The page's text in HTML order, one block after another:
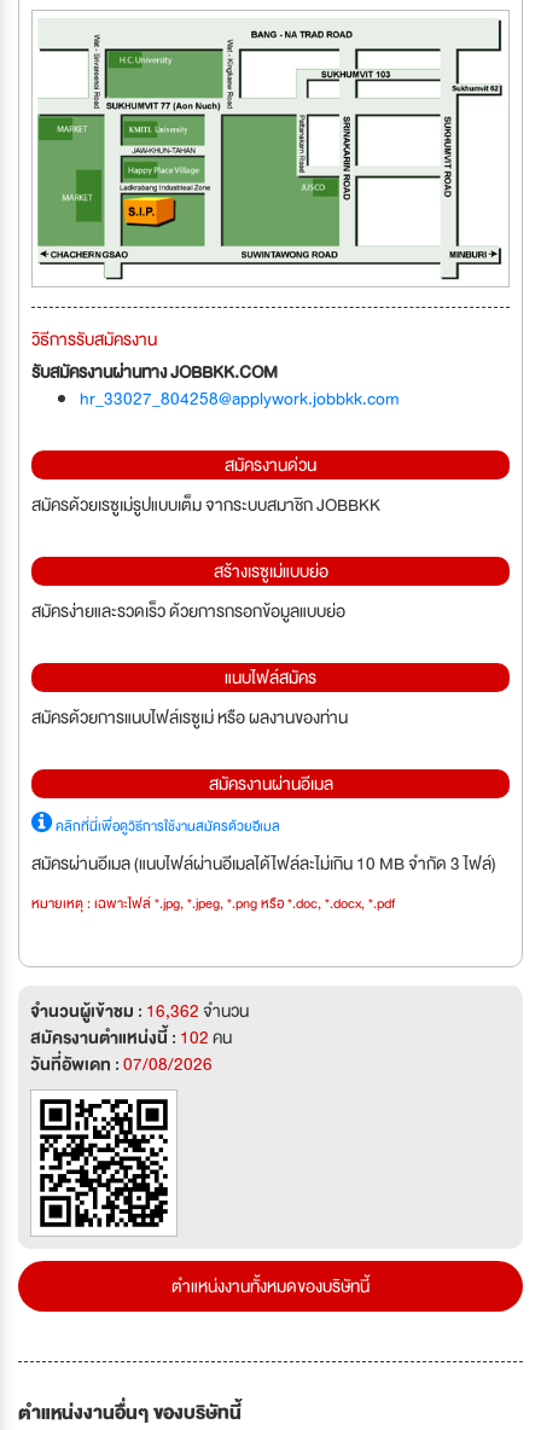
วิธีการรับสมัครงาน
รับสมัครงานผ่านทาง JOBBKK.COM
hr_33027_804258@applywork.jobbkk.com
สมัครงานด่วน
สมัครด้วยเรซูเม่รูปแบบเต็ม จากระบบสมาชิก JOBBKK
สร้างเรซูเม่แบบย่อ
สมัครง่ายและรวดเร็ว ด้วยการกรอกข้อมูลแบบย่อ
แนบไฟล์สมัคร
สมัครด้วยการแนบไฟล์เรซูเม่ หรือ ผลงานของท่าน
สมัครงานผ่านอีเมล
คลิกที่นี่เพื่อดูวิธีการใช้งานสมัครด้วยอีเมล
สมัครผ่านอีเมล (แนบไฟล์ผ่านอีเมลได้ไฟล์ละไม่เกิน 10 MB จำกัด 3 ไฟล์)
หมายเหตุ : เฉพาะไฟล์ *.jpg, *.jpeg, *.png หรือ *.doc, *.docx, *.pdf
จำนวนผู้เข้าชม : 16,362จำนวน
สมัครงานตำแหน่งนี้ : 102คน
วันที่อัพเดท :07/08/2026
ตำแหน่งงานทั้งหมดของบริษัทนี้
ตำแหน่งงานอื่นๆ ของบริษัทนี้